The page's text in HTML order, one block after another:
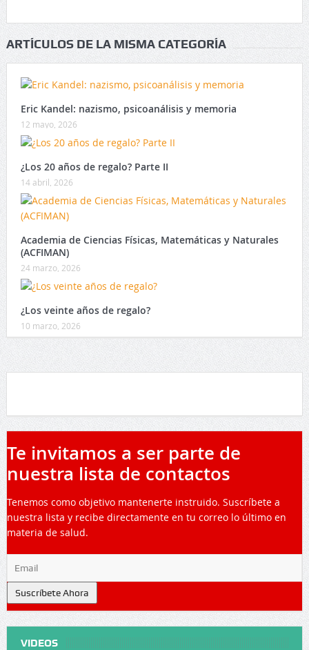
ARTÍCULOS DE LA MISMA CATEGORÍA
Eric Kandel: nazismo, psicoanálisis y memoria
12 mayo, 2026
¿Los 20 años de regalo? Parte II
14 abril, 2026
Academia de Ciencias Físicas, Matemáticas y Naturales
(ACFIMAN)
24 marzo, 2026
¿Los veinte años de regalo?
10 marzo, 2026
Te invitamos a ser parte de
nuestra lista de contactos
Tenemos como objetivo mantenerte instruido. Suscríbete a
nuestra lista y recibe directamente en tu correo lo último en
materia de salud.
Suscríbete Ahora
VIDEOS